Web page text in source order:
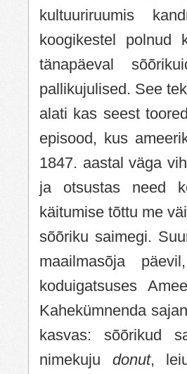
kultuuriruumis
koogikestel polnud
tänapäeval
pallikujulised. See
alati kas seest
episood, kus
1847. aastal väga
ja otsustas need
käitumise tõttu me
sõõriku saimegi.
maailmasõja
koduigatsuses
Kahekümnenda
kasvas: sõõrikud
nimekuju donut,